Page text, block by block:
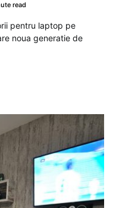
read
pentru laptop pe
noua generatie de